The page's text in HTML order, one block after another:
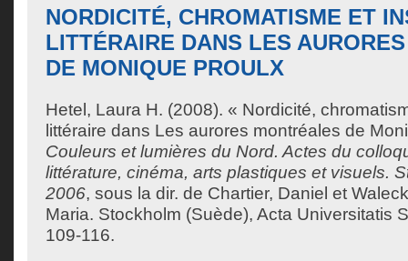
NORDICITÉ, CHROMATISME ET
LITTÉRAIRE DANS LES
DE MONIQUE PROULX
Hetel, Laura H. (2008). « Nordicité,
littéraire dans Les aurores montréales de
Couleurs et lumières du Nord. Actes du
littérature, cinéma, arts plastiques et visuels.
2006, sous la dir. de Chartier, Daniel et
Maria. Stockholm (Suède), Acta Universitatis
109-116.